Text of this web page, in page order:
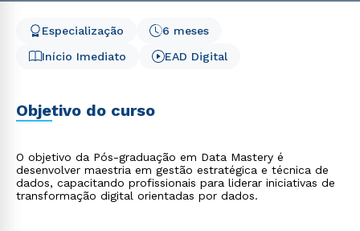
Início Imediato
6 meses
Especialização
EAD Digital
Objetivo do curso
O objetivo da Pós-graduação em Data Mastery é
desenvolver maestria em gestão estratégica e técnica de
dados, capacitando profissionais para liderar iniciativas de
transformação digital orientadas por dados.